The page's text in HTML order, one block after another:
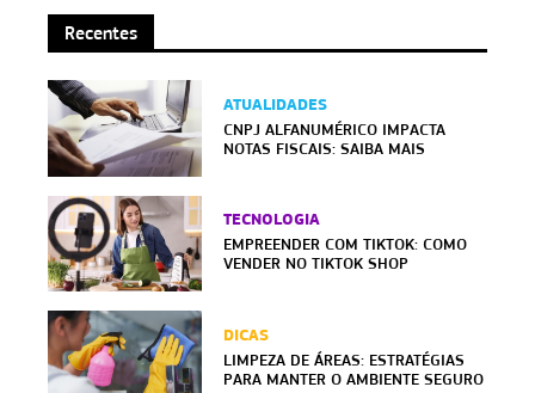
Recentes
ATUALIDADES
CNPJ ALFANUMÉRICO IMPACTA
NOTAS FISCAIS: SAIBA MAIS
TECNOLOGIA
EMPREENDER COM TIKTOK: COMO
VENDER NO TIKTOK SHOP
DICAS
LIMPEZA DE ÁREAS: ESTRATÉGIAS
PARA MANTER O AMBIENTE SEGURO